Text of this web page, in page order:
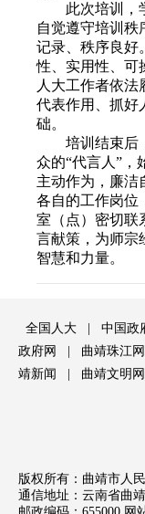
此次培训，
自觉遵守培训秩
记录、秩序良好
性、实用性、可
人大工作者依
代表作用、抓好
础。
培训结束后
众的“代言人”，
主动作为，廉洁
各自的工作岗位
室（点）密切联
言献策，为师宗
智慧和力量。
全国人大 中国政
政府网
曲靖珠江
靖新闻
曲靖文明网
版权所有：曲靖市人
通信地址：云南省曲